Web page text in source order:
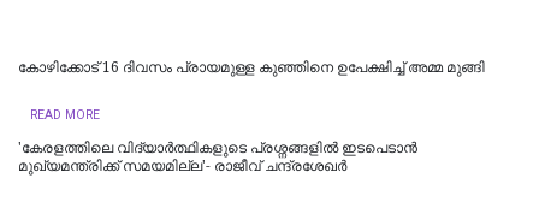
കോഴിക്കോട് 16 ​ദിവസം പ്രായമുള്ള കുഞ്ഞിനെ ഉപേക്ഷിച്ച് അമ്മ മുങ്ങി
READ MORE
'കേരളത്തിലെ വിദ്യാർത്ഥികളുടെ പ്രശ്നങ്ങളിൽ ഇടപെടാൻ
മുഖ്യമന്ത്രിക്ക് സമയമില്ല'- രാജീവ് ചന്ദ്രശേഖർ